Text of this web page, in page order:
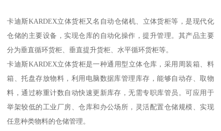
卡迪斯KARDEX立体货柜又名自动仓储机、立体货柜等，是现代化
仓储的主要设备，实现仓库的自动化操作，提升管理。其产品主要
分为垂直循环货柜、垂直提升货柜、水平循环货柜等。
卡迪斯KARDEX立体货柜是一种通用型立体仓库，采用周装箱、料
箱、托盘存放物料，利用电脑数据库管理库存，能够自动存、取物
料，通过称重计数自动快速更新库存，无需专职库管员。可应用于
举架较低的工业厂房、仓库和办公场所，灵活配置仓储规模、实现
任意种类物料的仓储管理。